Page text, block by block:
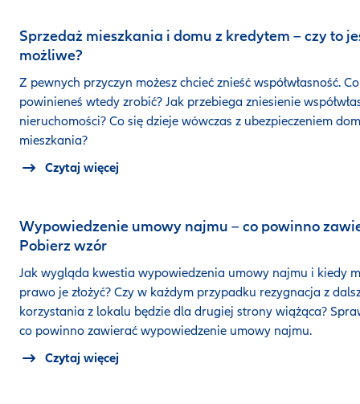
Sprzedaż mieszkania i domu z kredytem – czy to
możliwe?
Z pewnych przyczyn możesz chcieć znieść współwłasność. Co
powinieneś wtedy zrobić? Jak przebiega zniesienie
nieruchomości? Co się dzieje wówczas z ubezpieczeniem
mieszkania?
Czytaj więcej
Wypowiedzenie umowy najmu – co powinno
Pobierz wzór
Jak wygląda kwestia wypowiedzenia umowy najmu i kiedy
prawo je złożyć? Czy w każdym przypadku rezygnacja z
korzystania z lokalu będzie dla drugiej strony wiążąca?
co powinno zawierać wypowiedzenie umowy najmu.
Czytaj więcej